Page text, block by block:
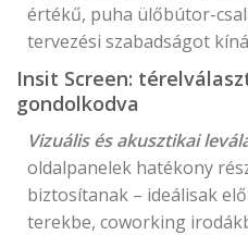
értékű, puha ülőbútor-
tervezési szabadságot
Insit Screen:
gondolkodva
Vizuális és akusztikai
oldalpanelek hatékony
biztosítanak – ideálisak
terekbe, coworking